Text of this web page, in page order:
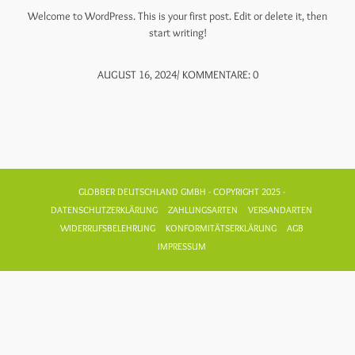
Welcome to WordPress. This is your first post. Edit or delete it, then
start writing!
AUGUST 16, 2024/ KOMMENTARE: 0
GLOBBER DEUTSCHLAND GMBH - COPYRIGHT 2025 -
DATENSCHUTZERKLÄRUNG
ZAHLUNGSARTEN
VERSANDARTEN
WIDERRUFSBELEHRUNG
KONFORMITÄTSERKLÄRUNG
AGB
IMPRESSUM